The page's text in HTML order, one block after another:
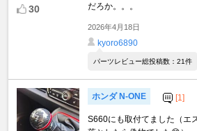
30
だろか。。。
2026年4月18日
kyoro6890
パーツレビュー総投稿数：21件
ホンダ N-ONE [1]
S660にも取付てました（エ